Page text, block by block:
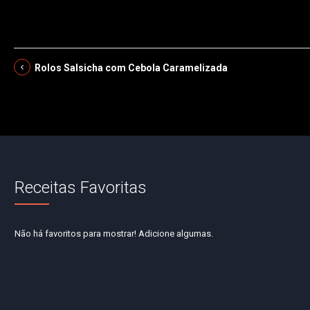
Rolos Salsicha com Cebola Caramelizada
Receitas Favoritas
Não há favoritos para mostrar! Adicione algumas.